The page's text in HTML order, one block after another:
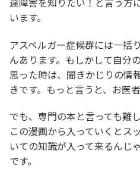
います。
アスペルガー症候群には一括
んあります。もしかして自分
思った時は、聞きかじりの情
きです。もっと言うと、お医
でも、専門の本と言っても難
この漫画から入っていくとス
いての知識が入って来るんじ
です。